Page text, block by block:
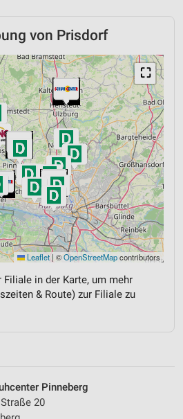
von Prisdorf
⛶
Leaflet | ©OpenStreetMapcontributors
in der Karte, um mehr
& Route) zur Filiale zu
Pinneberg
20